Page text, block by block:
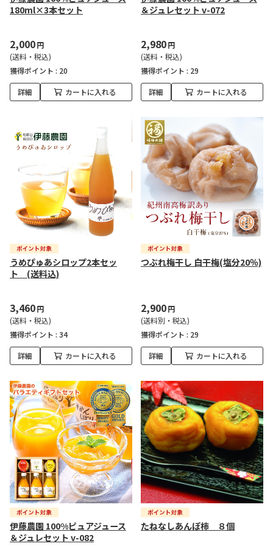
180ml×3本セット
2,000円
(送料・税込)
獲得ポイント : 20
詳細 カートに入れる
＆ジュレセット v-072
2,980円
(送料・税込)
獲得ポイント : 29
詳細 カートに入れる
うめぴゅあシロップ2本セッ
ト (送料込)
3,460円
(送料・税込)
獲得ポイント : 34
詳細 カートに入れる
つぶれ梅干し 白干梅(塩分20％)
2,900円
(送料別・税込)
獲得ポイント : 29
詳細 カートに入れる
伊藤農園 100%ピュアジュース
＆ジュレセット v-082
たねなしあんぽ柿 ８個